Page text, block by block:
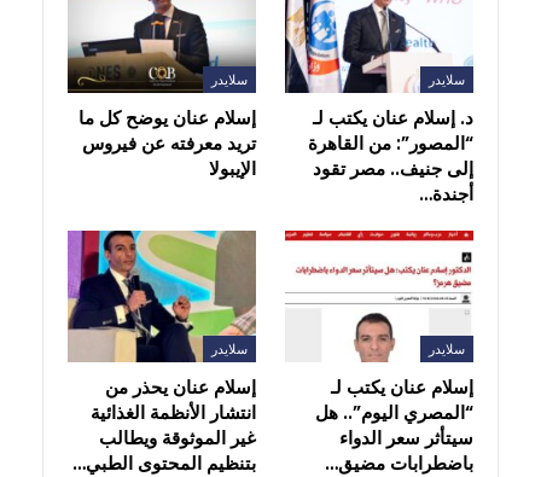
سلايدر
د. إسلام عنان يكتب لـ
“المصور”: من القاهرة
إلى جنيف.. مصر تقود
أجندة…
سلايدر
إسلام عنان يوضح كل ما
تريد معرفته عن فيروس
الإيبولا
سلايدر
إسلام عنان يكتب لـ
“المصري اليوم”.. هل
سيتأثر سعر الدواء
باضطرابات مضيق…
سلايدر
إسلام عنان يحذر من
انتشار الأنظمة الغذائية
غير الموثوقة ويطالب
بتنظيم المحتوى الطبي…